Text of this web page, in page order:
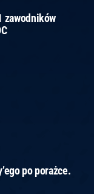
zawodników
po porażce.